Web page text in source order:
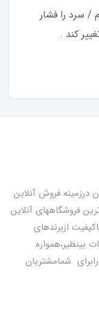
/ سرد را فشار
کند .
سابقه درخشان درزمینه فروش آنلاین
فروشگاههای آنلاین
ازبرندهای
بینظیر،همواره
شمامشتریان